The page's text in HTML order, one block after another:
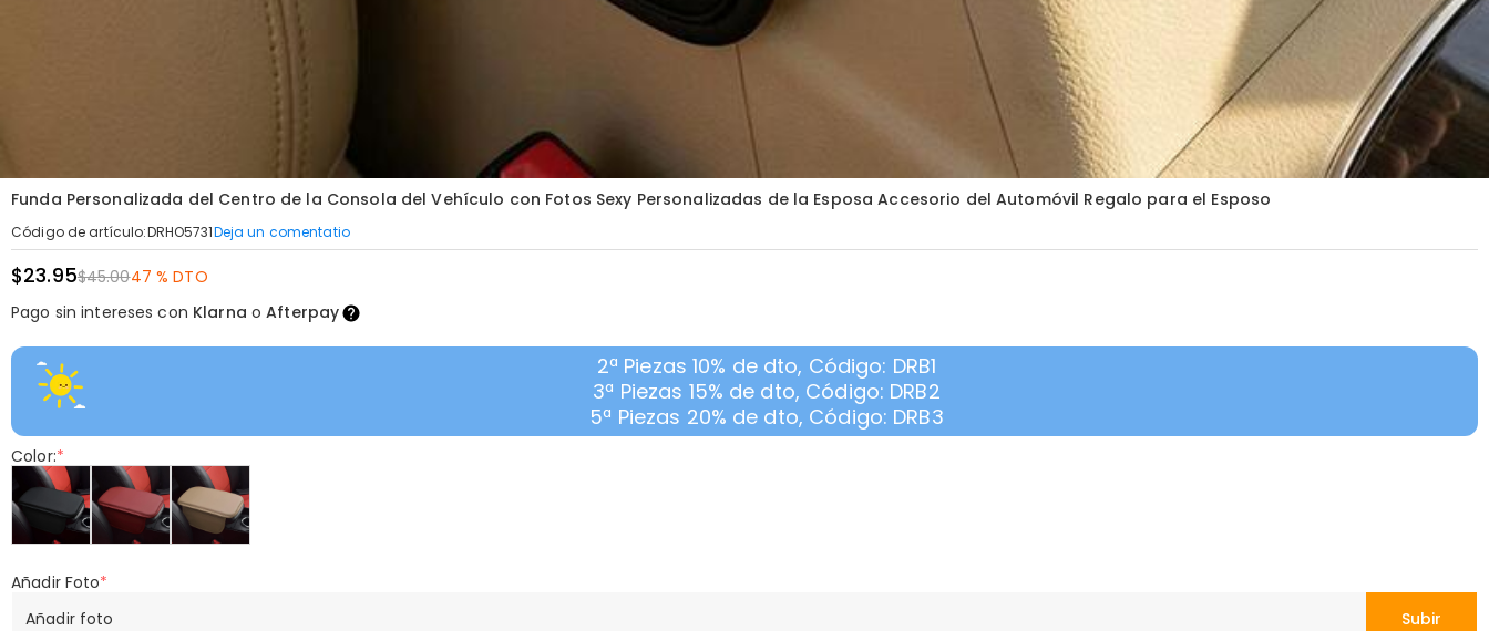
Funda Personalizada del Centro de la Consola del Vehículo con Fotos Sexy Personalizadas de la Esposa Accesorio del Automóvil Regalo para el Esposo
Código de artículo:DRHO5731Deja un comentatio
$23.95$45.0047 % DTO
Pago sin intereses con Klarna oAfterpay
2ª Piezas 10% de dto, Código: DRB1
3ª Piezas 15% de dto, Código: DRB2
5ª Piezas 20% de dto, Código: DRB3
Color:*
Añadir Foto*
Añadir foto
Subir